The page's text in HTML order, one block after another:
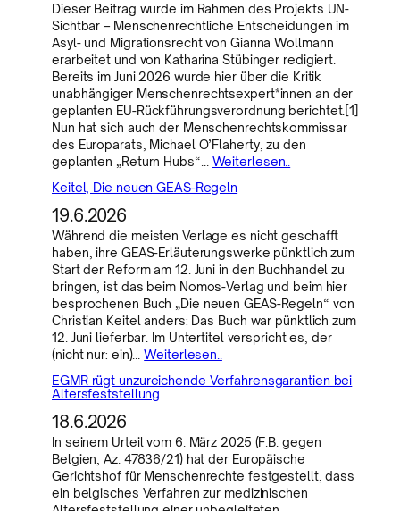
Dieser Beitrag wurde im Rahmen des Projekts UN-
Sichtbar – Menschenrechtliche Entscheidungen im
Asyl- und Migrationsrecht von Gianna Wollmann
erarbeitet und von Katharina Stübinger redigiert.
Bereits im Juni 2026 wurde hier über die Kritik
unabhängiger Menschenrechtsexpert*innen an der
geplanten EU-Rückführungsverordnung berichtet.[1]
Nun hat sich auch der Menschenrechtskommissar
des Europarats, Michael O’Flaherty, zu den
geplanten „Return Hubs“… Weiterlesen..
Keitel, Die neuen GEAS-Regeln
19.6.2026
Während die meisten Verlage es nicht geschafft
haben, ihre GEAS-Erläuterungswerke pünktlich zum
Start der Reform am 12. Juni in den Buchhandel zu
bringen, ist das beim Nomos-Verlag und beim hier
besprochenen Buch „Die neuen GEAS-Regeln“ von
Christian Keitel anders: Das Buch war pünktlich zum
12. Juni lieferbar. Im Untertitel verspricht es, der
(nicht nur: ein)…Weiterlesen..
EGMR rügt unzureichende Verfahrensgarantien bei
Altersfeststellung
18.6.2026
In seinem Urteil vom 6. März 2025 (F.B. gegen
Belgien, Az. 47836/21) hat der Europäische
Gerichtshof für Menschenrechte festgestellt, dass
ein belgisches Verfahren zur medizinischen